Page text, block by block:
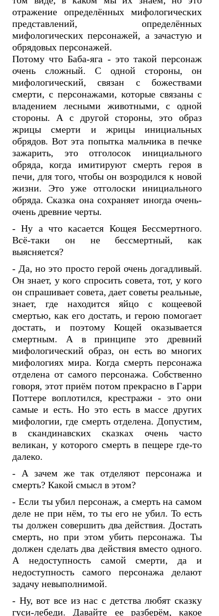
отражение определённых мифологических
представлений, определённых
мифологических персонажей, а зачастую и
обрядовых персонажей.
Потому что Баба-яга - это такой персонаж
очень сложный. С одной стороны, он
мифологический, связан с божествами
смерти, с персонажами, которые связаны с
владением лесными животными, с одной
стороны. А с другой стороны, это образ
жрицы смерти и жрицы инициальных
обрядов. Вот эта попытка мальчика в печке
зажарить, это отголосок инициального
обряда, когда имитируют смерть героя в
печи, для того, чтобы он возродился к новой
жизни. Это уже отголоски инициального
обряда. Сказка она сохраняет иногда очень-
очень древние черты.
- Ну а что касается Кощея Бессмертного.
Всё-таки он не бессмертный, как
выясняется?
- Да, но это просто герой очень догадливый.
Он знает, у кого спросить совета, тот, у кого
он спрашивает совета, дает советы реальные,
знает, где находится яйцо с кощеевой
смертью, как его достать, и герою помогает
достать, и поэтому Кощей оказывается
смертным. А в принципе это древний
мифологический образ, он есть во многих
мифологиях мира. Когда смерть персонажа
отделена от самого персонажа. Собственно
говоря, этот приём потом прекрасно в Гарри
Поттере воплотился, крестражи - это они
самые и есть. Но это есть в массе других
мифологии, где смерть отделена. Допустим,
в скандинавских сказках очень часто
великан, у которого смерть в пещере где-то
далеко.
- А зачем же так отделяют персонажа и
смерть? Какой смысл в этом?
- Если ты убил персонаж, а смерть на самом
деле не при нём, то ты его не убил. То есть
ты должен совершить два действия. Достать
смерть, но при этом убить персонажа. Ты
должен сделать два действия вместо одного.
А недоступность самой смерти, да и
недоступность самого персонажа делают
задачу невыполнимой.
- Ну, вот все из нас с детства любят сказку
гуси-лебеди. Давайте ее разберём, какое